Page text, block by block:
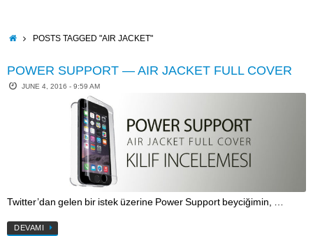
contentHOMEPOSTS TAGGED "AIR JACKET"
POWER SUPPORT — AIR JACKET FULL COVER
JUNE 4, 2016 - 9:59 AM
Twitter’dan gelen bir istek üzerine Power Support beyciğimin, …
DEVAMI